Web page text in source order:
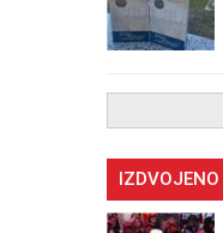
IZDVOJENO